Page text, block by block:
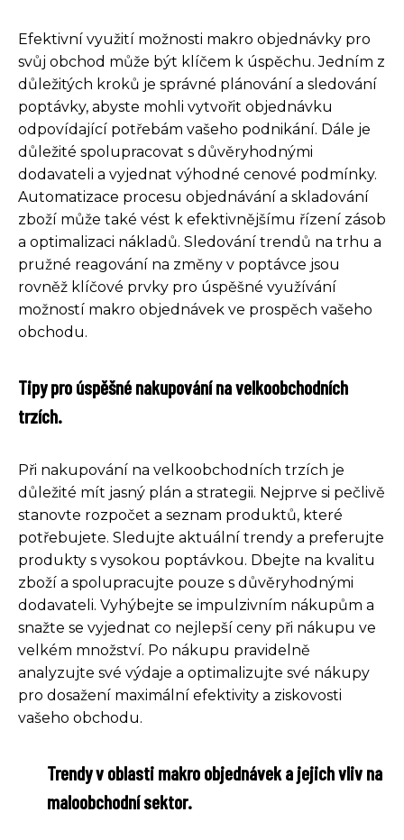
Efektivní využití možnosti makro objednávky pro
svůj obchod může být klíčem k úspěchu. Jedním z
důležitých kroků je správné plánování a sledování
poptávky, abyste mohli vytvořit objednávku
odpovídající potřebám vašeho podnikání. Dále je
důležité spolupracovat s důvěryhodnými
dodavateli a vyjednat výhodné cenové podmínky.
Automatizace procesu objednávání a skladování
zboží může také vést k efektivnějšímu řízení zásob
a optimalizaci nákladů. Sledování trendů na trhu a
pružné reagování na změny v poptávce jsou
rovněž klíčové prvky pro úspěšné využívání
možností makro objednávek ve prospěch vašeho
obchodu.
Tipy pro úspěšné nakupování na velkoobchodních
trzích.
Při nakupování na velkoobchodních trzích je
důležité mít jasný plán a strategii. Nejprve si pečlivě
stanovte rozpočet a seznam produktů, které
potřebujete. Sledujte aktuální trendy a preferujte
produkty s vysokou poptávkou. Dbejte na kvalitu
zboží a spolupracujte pouze s důvěryhodnými
dodavateli. Vyhýbejte se impulzivním nákupům a
snažte se vyjednat co nejlepší ceny při nákupu ve
velkém množství. Po nákupu pravidelně
analyzujte své výdaje a optimalizujte své nákupy
pro dosažení maximální efektivity a ziskovosti
vašeho obchodu.
Trendy v oblasti makro objednávek a jejich vliv na
maloobchodní sektor.